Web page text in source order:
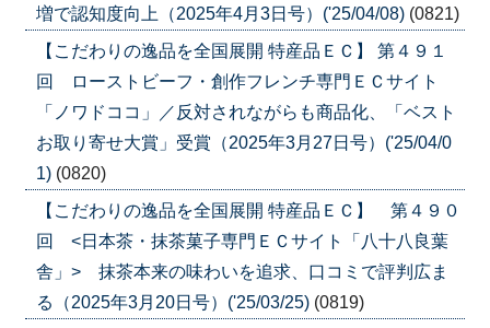
増で認知度向上（2025年4月3日号）('25/04/08) (0821)
【こだわりの逸品を全国展開 特産品ＥＣ】 第４９１
回 ローストビーフ・創作フレンチ専門ＥＣサイト
「ノワドココ」／反対されながらも商品化、「ベスト
お取り寄せ大賞」受賞（2025年3月27日号）('25/04/0
1) (0820)
【こだわりの逸品を全国展開 特産品ＥＣ】 第４９０
回 <日本茶・抹茶菓子専門ＥＣサイト「八十八良葉
舎」> 抹茶本来の味わいを追求、口コミで評判広ま
る（2025年3月20日号）('25/03/25) (0819)